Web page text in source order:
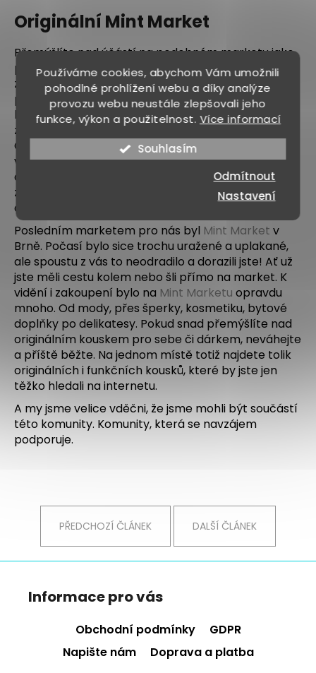
Používáme cookies, abychom Vám umožnili
pohodlné prohlížení webu a díky analýze
provozu webu neustále zlepšovali jeho
funkce, výkon a použitelnost. Více informací
Souhlasím
Nastavení
Odmítnout
Originální Mint Market
Přemýšlíte nad účástí na podobném marketu jako
prodejce? Nic vás nenaučí lépe, než vlastní
zkušenost. Když sami zapátráme v paměti, tak
první market, ačkoliv byl pro nás ve finále úspěšný,
byl organižačně velmi náročný. Tahali jsme spoustu
zbytečného a chybělo nám dost užitečného.
Chyběly letáky, chyběl informační banner, chyběly
vzorky všech produktů, chyběly přehledné regály
atd. Díky těmto zkušenostem jsme na sobě hodně
zapracovali a na posledním marketu se cítili jako
doma.
Posledním marketem pro nás byl Mint Market v
Brně. Počasí bylo sice trochu uražené a uplakané,
ale spoustu z vás to neodradilo a dorazili jste! Ať už
jste měli cestu kolem nebo šli přímo na market. K
vidění i zakoupení bylo na Mint Marketu opravdu
mnoho. Od mody, přes šperky, kosmetiku, bytové
doplňky po delikatesy. Pokud snad přemýšlíte nad
originálním kouskem pro sebe či dárkem, neváhejte
a příště běžte. Na jednom místě totiž najdete tolik
originálních i funkčních kousků, které by jste jen
těžko hledali na internetu.
A my jsme velice vděčni, že jsme mohli být součástí
této komunity. Komunity, která se navzájem
podporuje.
PŘEDCHOZÍ ČLÁNEK DALŠÍ ČLÁNEK
Informace pro vás
Obchodní podmínky
GDPR
Napište nám
Doprava a platba